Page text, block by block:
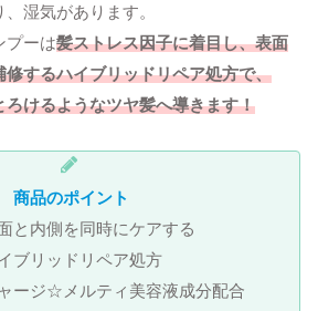
湿気があります。
プーは髪ストレス因子に着目し、表面
するハイブリッドリペア処方で、
けるようなツヤ髪へ導きます！
商品のポイント
と内側を同時にケアする
ブリッドリペア処方
ージ☆メルティ美容液成分配合